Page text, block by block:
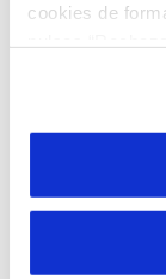
cookies de
son
por tanto no se
más
“Joves
Busquem